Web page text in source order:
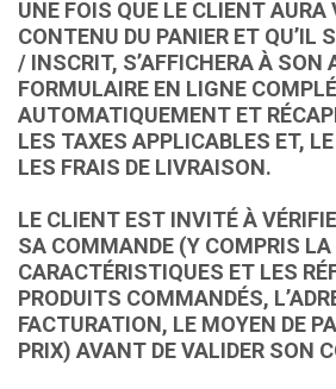
UNE FOIS QUE LE CLIENT AURA
CONTENU DU PANIER ET QU’IL
/ INSCRIT, S’AFFICHERA À SON
FORMULAIRE EN LIGNE
AUTOMATIQUEMENT ET
LES TAXES APPLICABLES ET,
LES FRAIS DE LIVRAISON.
LE CLIENT EST INVITÉ À
SA COMMANDE (Y COMPRIS
CARACTÉRISTIQUES ET LES
PRODUITS COMMANDÉS,
FACTURATION, LE MOYEN DE
PRIX) AVANT DE VALIDER SON